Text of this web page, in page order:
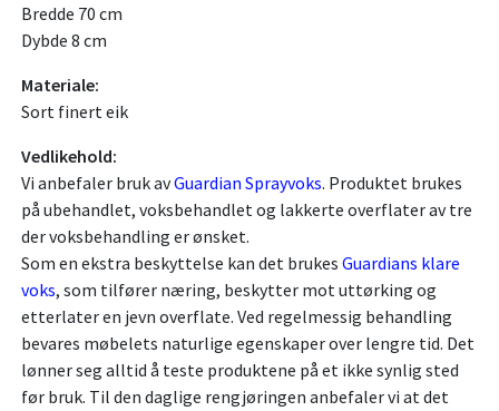
Bredde 70 cm
Dybde 8 cm
Materiale:
Sort finert eik
Vedlikehold:
Vi anbefaler bruk avGuardian Sprayvoks. Produktet brukes
på ubehandlet, voksbehandlet og lakkerte overflater av tre
der voksbehandling er ønsket.
Som en ekstra beskyttelse kan det brukes Guardians klare
voks, som tilfører næring, beskytter mot uttørking og
etterlater en jevn overflate. Ved regelmessig behandling
bevares møbelets naturlige egenskaper over lengre tid. Det
lønner seg alltid å teste produktene på et ikke synlig sted
før bruk. Til den daglige rengjøringen anbefaler vi at det